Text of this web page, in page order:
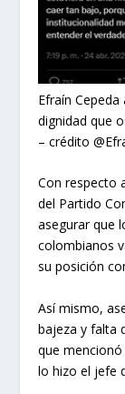
Efraín
dignidad que
– crédito
Con respecto
del Partido
asegurar que
colombianos
su posición
Así mismo,
bajeza y falta
que
lo hizo el jefe